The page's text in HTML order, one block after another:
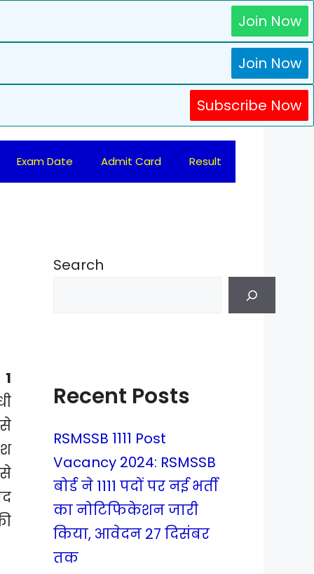
Join Now
Join Now
Subscribe Now
Exam Date Admit Card Result
Search
Recent Posts
RSMSSB 1111 Post
Vacancy 2024: RSMSSB
बोर्ड ने 1111 पदों पर नई भर्ती
का नोटिफिकेशन जारी
किया, आवेदन 27 दिसंबर
तक